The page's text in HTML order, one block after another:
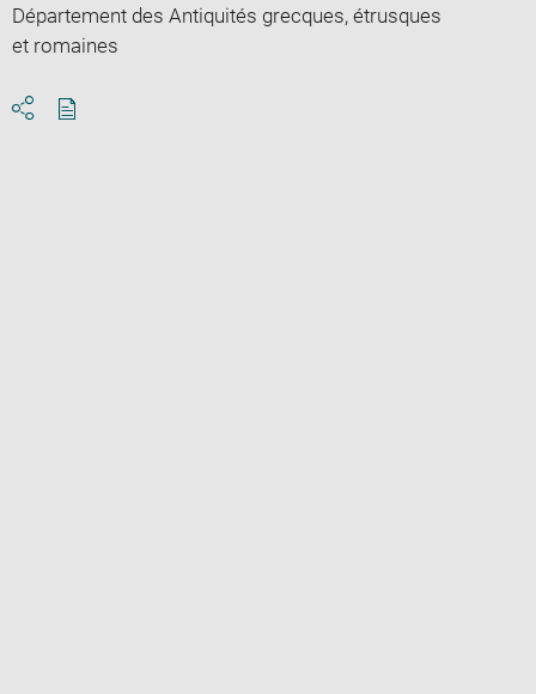
Département des Antiquités grecques, étrusques
et romaines